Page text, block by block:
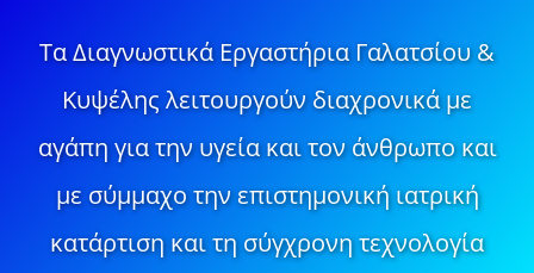
Τα Διαγνωστικά Εργαστήρια Γαλατσίου &
Κυψέλης λειτουργούν διαχρονικά με
αγάπη για την υγεία και τον άνθρωπο και
με σύμμαχο την επιστημονική ιατρική
κατάρτιση και τη σύγχρονη τεχνολογία